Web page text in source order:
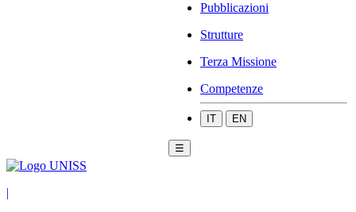
Pubblicazioni
Strutture
Terza Missione
Competenze
IT EN
☰
|